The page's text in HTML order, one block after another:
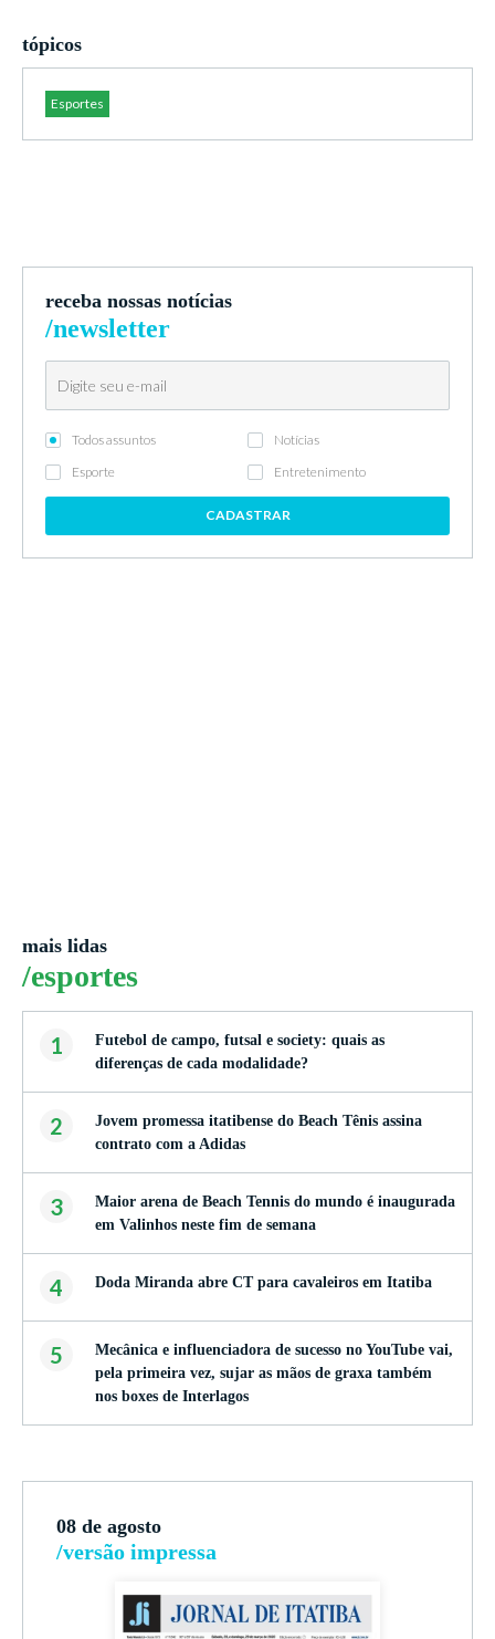
tópicos
Esportes
receba nossas notícias
/newsletter
Todos assuntos
Notícias
Esporte
Entretenimento
CADASTRAR
mais lidas
/esportes
1
Futebol de campo, futsal e society: quais as
diferenças de cada modalidade?
2
Jovem promessa itatibense do Beach Tênis assina
contrato com a Adidas
3
Maior arena de Beach Tennis do mundo é inaugurada
em Valinhos neste fim de semana
4 Doda Miranda abre CT para cavaleiros em Itatiba
5
Mecânica e influenciadora de sucesso no YouTube vai,
pela primeira vez, sujar as mãos de graxa também
nos boxes de Interlagos
08 de agosto
/versão impressa